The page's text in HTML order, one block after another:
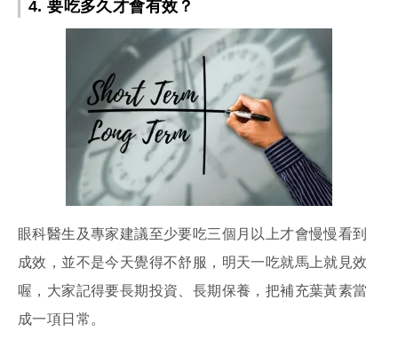
4. 要吃多久才會有效？
眼科醫生及專家建議至少要吃三個月以上才會慢慢看到
成效，並不是今天覺得不舒服，明天一吃就馬上就見效
喔，大家記得要長期投資、長期保養，把補充葉黃素當
成一項日常。